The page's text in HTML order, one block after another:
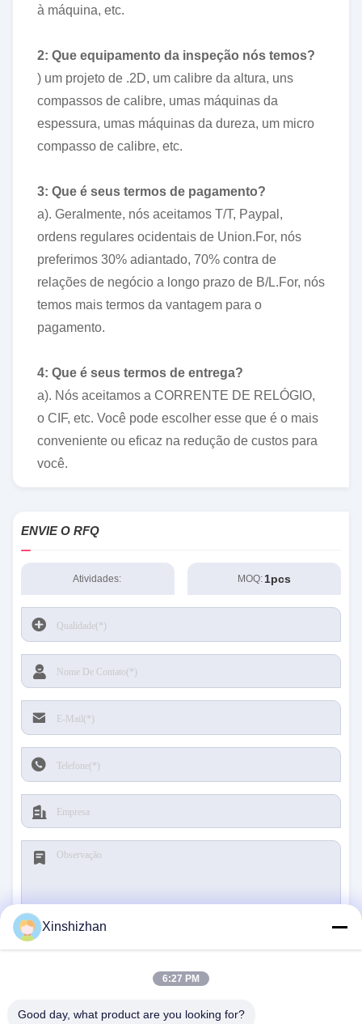
à máquina, etc.
2: Que equipamento da inspeção nós temos?
) um projeto de .2D, um calibre da altura, uns
compassos de calibre, umas máquinas da
espessura, umas máquinas da dureza, um micro
compasso de calibre, etc.
3: Que é seus termos de pagamento?
a). Geralmente, nós aceitamos T/T, Paypal,
ordens regulares ocidentais de Union.For, nós
preferimos 30% adiantado, 70% contra de
relações de negócio a longo prazo de B/L.For, nós
temos mais termos da vantagem para o
pagamento.
4: Que é seus termos de entrega?
a). Nós aceitamos a CORRENTE DE RELÓGIO,
o CIF, etc. Você pode escolher esse que é o mais
conveniente ou eficaz na redução de custos para
você.
ENVIE O RFQ
Atividades: MOQ: 1pcs
Xinshizhan
6:27 PM
Good day, what product are you looking for?